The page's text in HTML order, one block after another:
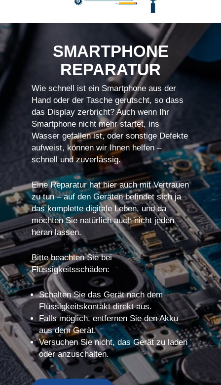
SMARTPHONE
REPARATUR
Wie schnell ist ein Smartphone aus der
Hand oder der Tasche gerutscht, so dass
das Display zerbricht? Auch wenn Ihr
Smartphone nicht mehr startet, ins
Wasser gefallen ist, oder sonstige Defekte
aufweist, können wir Ihnen helfen –
schnell und zuverlässig.
Eine Reparatur hat hier auch mit Vertrauen
zu tun – auf den Geräten befindet sich ja
das komplette digitale Leben, und da
möchten Sie natürlich auch nicht jeden
heran lassen.
Bitte beachten Sie bei
Flüssigkeitsschäden:
Schalten Sie das Gerät nach dem
Flüssigkeitskontakt direkt aus.
Falls möglich, entfernen Sie den Akku
aus dem Gerät.
Versuchen Sie nicht, das Gerät zu laden
oder anzuschalten.